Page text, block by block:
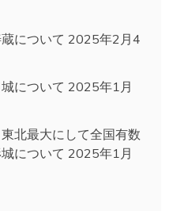
について 2025年2月4
について 2025年1月
北最大にして全国有数
について 2025年1月